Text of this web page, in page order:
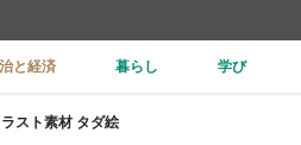
と経済 暮らし 学び
スト素材 タダ絵